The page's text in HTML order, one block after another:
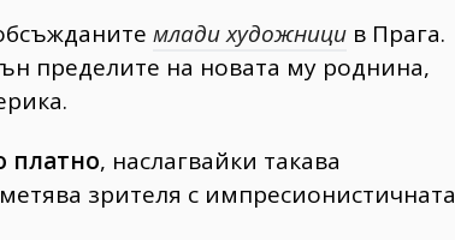
млади художници в Прага.
пределите на новата му роднина,
платно, наслагвайки такава
зрителя с импресионистичната